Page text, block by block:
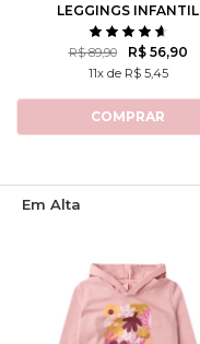
LEGGINGS INFANTIL
FEMININO CORES
R$ 89,90 R$ 56,90
11x de R$ 5,45
COMPRAR
Em Alta